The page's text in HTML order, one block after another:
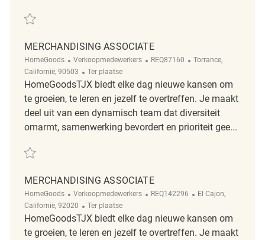
Redden Merchandising Associate REQ69306
MERCHANDISING ASSOCIATE
HomeGoods Categorie
Verkoopmedewerkers ReqId
REQ87160 Plaats
Torrance,
Californië, 90503
Afgelegen
Ter plaatse
HomeGoodsTJX biedt elke dag nieuwe kansen om
te groeien, te leren en jezelf te overtreffen. Je maakt
deel uit van een dynamisch team dat diversiteit
omarmt, samenwerking bevordert en prioriteit gee...
Redden Merchandising Associate REQ87160
MERCHANDISING ASSOCIATE
HomeGoods Categorie
Verkoopmedewerkers ReqId
REQ142296 Plaats
El Cajon,
Californië, 92020
Afgelegen
Ter plaatse
HomeGoodsTJX biedt elke dag nieuwe kansen om
te groeien, te leren en jezelf te overtreffen. Je maakt